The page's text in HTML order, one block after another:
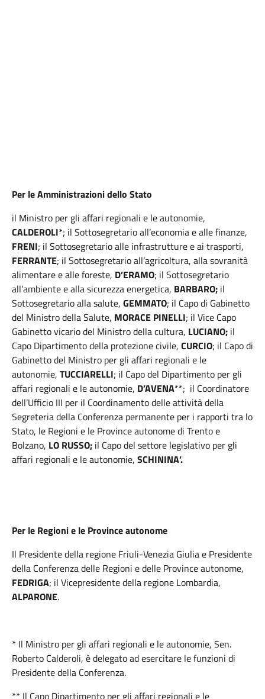
Per le Amministrazioni dello Stato
il Ministro per gli affari regionali e le autonomie,
CALDEROLI*; il Sottosegretario all’economia e alle finanze,
FRENI; il Sottosegretario alle infrastrutture e ai trasporti,
FERRANTE; il Sottosegretario all’agricoltura, alla sovranità
alimentare e alle foreste, D’ERAMO; il Sottosegretario
all’ambiente e alla sicurezza energetica, BARBARO; il
Sottosegretario alla salute, GEMMATO; il Capo di Gabinetto
del Ministro della Salute, MORACE PINELLI; il Vice Capo
Gabinetto vicario del Ministro della cultura, LUCIANO; il
Capo Dipartimento della protezione civile, CURCIO; il Capo di
Gabinetto del Ministro per gli affari regionali e le
autonomie, TUCCIARELLI; il Capo del Dipartimento per gli
affari regionali e le autonomie, D’AVENA**; il Coordinatore
dell’Ufficio III per il Coordinamento delle attività della
Segreteria della Conferenza permanente per i rapporti tra lo
Stato, le Regioni e le Province autonome di Trento e
Bolzano, LO RUSSO; il Capo del settore legislativo per gli
affari regionali e le autonomie, SCHININA’.
Per le Regioni e le Province autonome
Il Presidente della regione Friuli-Venezia Giulia e Presidente
della Conferenza delle Regioni e delle Province autonome,
FEDRIGA; il Vicepresidente della regione Lombardia,
ALPARONE.
* Il Ministro per gli affari regionali e le autonomie, Sen.
Roberto Calderoli, è delegato ad esercitare le funzioni di
Presidente della Conferenza.
** Il Capo Dipartimento per gli affari regionali e le